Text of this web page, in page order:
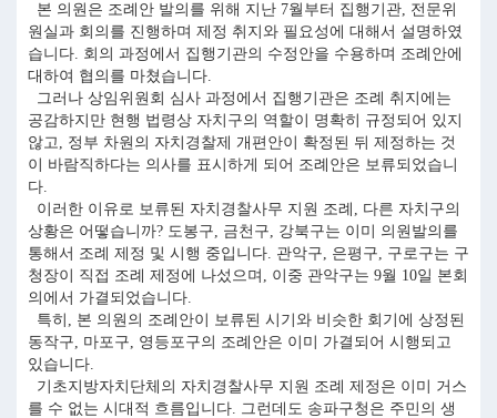
본 의원은 조례안 발의를 위해 지난 7월부터 집행기관, 전문위
원실과 회의를 진행하며 제정 취지와 필요성에 대해서 설명하였
습니다. 회의 과정에서 집행기관의 수정안을 수용하며 조례안에
대하여 협의를 마쳤습니다.
그러나 상임위원회 심사 과정에서 집행기관은 조례 취지에는
공감하지만 현행 법령상 자치구의 역할이 명확히 규정되어 있지
않고, 정부 차원의 자치경찰제 개편안이 확정된 뒤 제정하는 것
이 바람직하다는 의사를 표시하게 되어 조례안은 보류되었습니
다.
이러한 이유로 보류된 자치경찰사무 지원 조례, 다른 자치구의
상황은 어떻습니까? 도봉구, 금천구, 강북구는 이미 의원발의를
통해서 조례 제정 및 시행 중입니다. 관악구, 은평구, 구로구는 구
청장이 직접 조례 제정에 나섰으며, 이중 관악구는 9월 10일 본회
의에서 가결되었습니다.
특히, 본 의원의 조례안이 보류된 시기와 비슷한 회기에 상정된
동작구, 마포구, 영등포구의 조례안은 이미 가결되어 시행되고
있습니다.
기초지방자치단체의 자치경찰사무 지원 조례 제정은 이미 거스
를 수 없는 시대적 흐름입니다. 그런데도 송파구청은 주민의 생